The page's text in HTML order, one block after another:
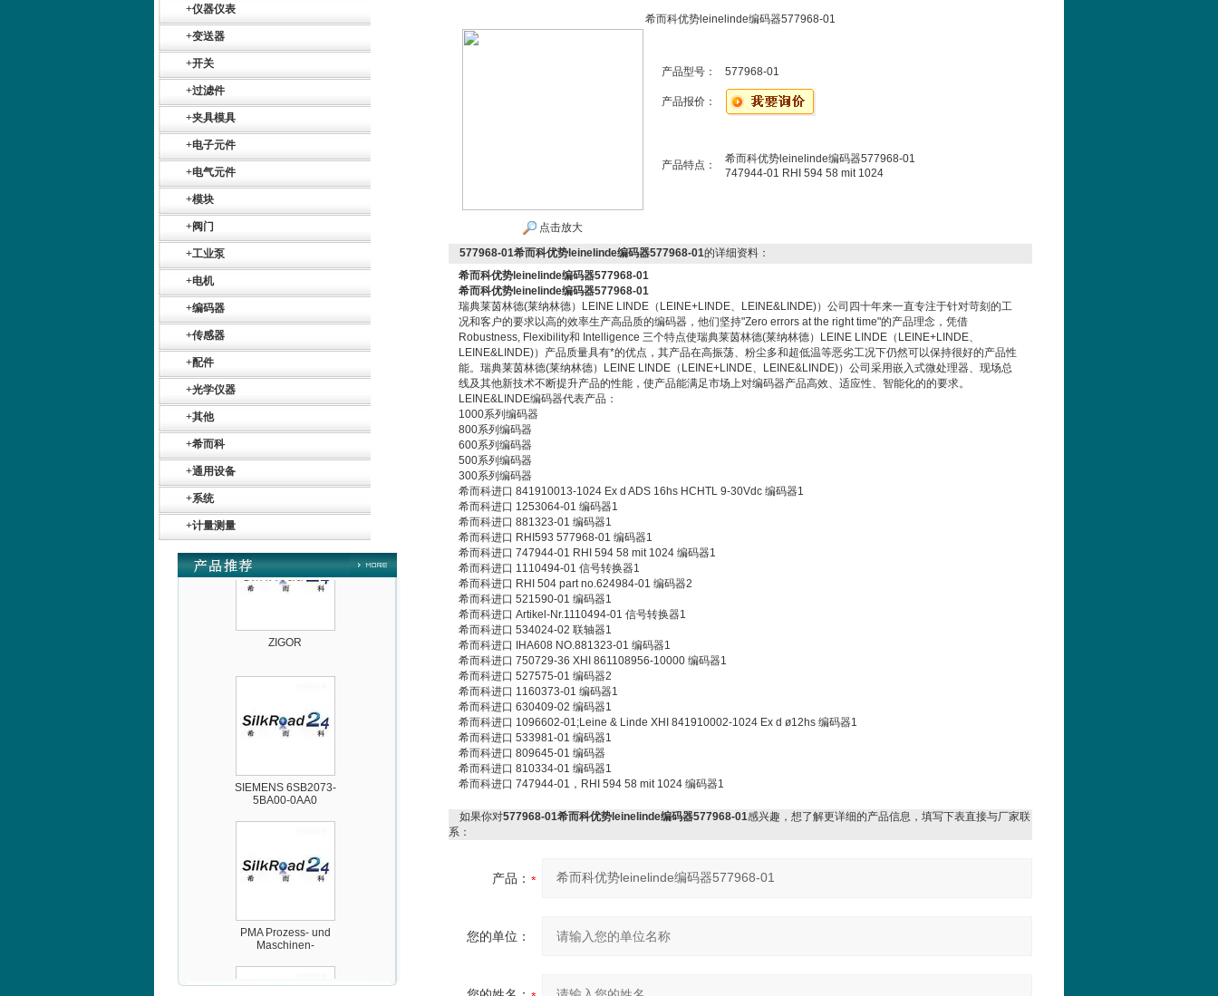
+仪器仪表
+变送器
+开关
+过滤件
+夹具模具
+电子元件
+电气元件
+模块
+阀门
+工业泵
+电机
+编码器
+传感器
+配件
+光学仪器
+其他
+希而科
+通用设备
+系统
+计量测量
5BA00-0AA0
Maschinen-
Automation GmbH
希而科优势leinelinde编码器577968-01
点击放大
产品型号： 577968-01
产品报价：
产品特点：
希而科优势leinelinde编码器577968-01
747944-01 RHI 594 58 mit 1024
577968-01希而科优势leinelinde编码器577968-01的详细资料：
希而科优势leinelinde编码器577968-01
希而科优势leinelinde编码器577968-01
瑞典莱茵林德(莱纳林德）LEINE LINDE（LEINE+LINDE、LEINE&LINDE)）公司四十年来一直专注于针对苛刻的工
况和客户的要求以高的效率生产高品质的编码器，他们坚持"Zero errors at the right time"的产品理念，凭借
Robustness, Flexibility和 Intelligence 三个特点使瑞典莱茵林德(莱纳林德）LEINE LINDE（LEINE+LINDE、
LEINE&LINDE)）产品质量具有*的优点，其产品在高振荡、粉尘多和超低温等恶劣工况下仍然可以保持很好的产品性
能。瑞典莱茵林德(莱纳林德）LEINE LINDE（LEINE+LINDE、LEINE&LINDE)）公司采用嵌入式微处理器、现场总
线及其他新技术不断提升产品的性能，使产品能满足市场上对编码器产品高效、适应性、智能化的的要求。
LEINE&LINDE编码器代表产品：
1000系列编码器
800系列编码器
600系列编码器
500系列编码器
300系列编码器
希而科进口 841910013-1024 Ex d ADS 16hs HCHTL 9-30Vdc 编码器1
希而科进口 1253064-01 编码器1
希而科进口 881323-01 编码器1
希而科进口 RHI593 577968-01 编码器1
希而科进口 747944-01 RHI 594 58 mit 1024 编码器1
希而科进口 1110494-01 信号转换器1
希而科进口 RHI 504 part no.624984-01 编码器2
希而科进口 521590-01 编码器1
希而科进口 Artikel-Nr.1110494-01 信号转换器1
希而科进口 534024-02 联轴器1
希而科进口 IHA608 NO.881323-01 编码器1
希而科进口 750729-36 XHI 861108956-10000 编码器1
希而科进口 527575-01 编码器2
希而科进口 1160373-01 编码器1
希而科进口 630409-02 编码器1
希而科进口 1096602-01;Leine & Linde XHI 841910002-1024 Ex d ø12hs 编码器1
希而科进口 533981-01 编码器1
希而科进口 809645-01 编码器
希而科进口 810334-01 编码器1
希而科进口 747944-01，RHI 594 58 mit 1024 编码器1
如果你对577968-01希而科优势leinelinde编码器577968-01感兴趣，想了解更详细的产品信息，填写下表直接与厂家联
系：
产品：
您的单位：